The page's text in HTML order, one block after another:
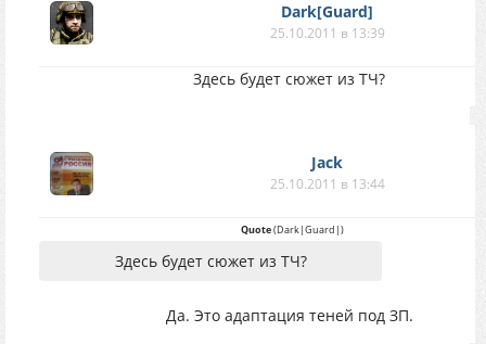
Dark[Guard]
25.10.2011 в 13:39
Здесь будет сюжет из ТЧ?
Jack
25.10.2011 в 13:44
Quote(Dark|Guard|)
Здесь будет сюжет из ТЧ?
Да. Это адаптация теней под ЗП.